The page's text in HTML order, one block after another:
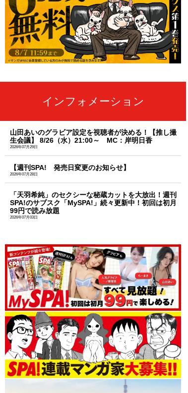
インフォメーション
山田あいのグラビア設定を視聴者が決める！【推し撮
生会議】 8/26（水）21:00～ MC：岸明日香
2026年07月29日
【週刊SPA! 発売日変更のお知らせ】
2026年07月28日
「天羽希純」のセクシーな秘蔵カットを大放出！週刊
SPA!のサブスク「MySPA!」続々更新中！初回は初月
99円で読み放題
2026年07月03日